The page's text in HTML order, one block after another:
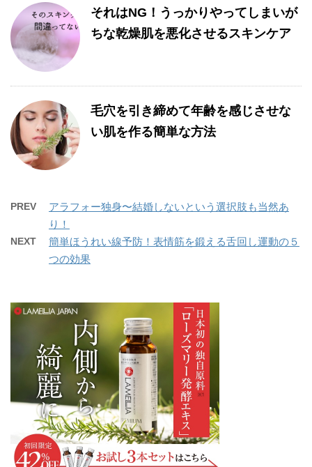
それはNG！うっかりやってしまいが
ちな乾燥肌を悪化させるスキンケア
毛穴を引き締めて年齢を感じさせな
い肌を作る簡単な方法
PREV
アラフォー独身〜結婚しないという選択肢も当然あ
り！
NEXT
簡単ほうれい線予防！表情筋を鍛える舌回し運動の５
つの効果